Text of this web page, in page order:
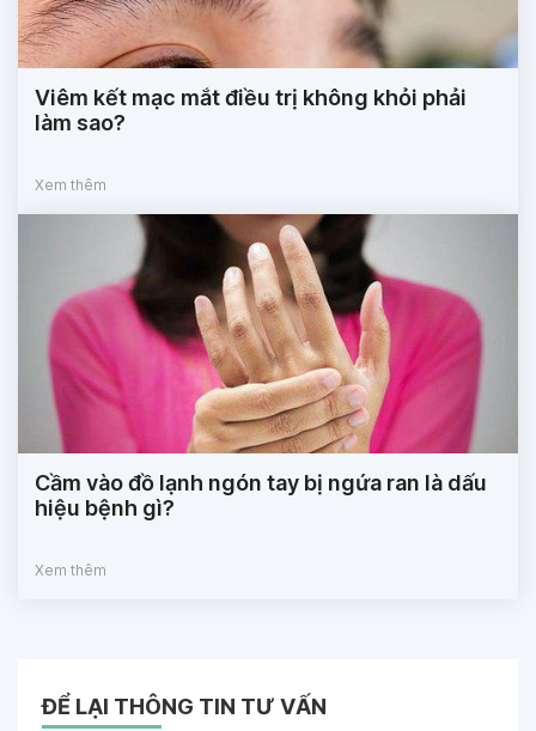
Viêm kết mạc mắt điều trị không khỏi phải
làm sao?
Xem thêm
Cầm vào đồ lạnh ngón tay bị ngứa ran là dấu
hiệu bệnh gì?
Xem thêm
ĐỂ LẠI THÔNG TIN TƯ VẤN